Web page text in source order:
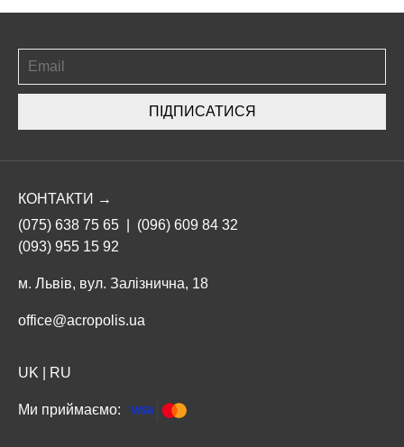
ПІДПИСАТИСЯ
КОНТАКТИ →
(075) 638 75 65
(096) 609 84 32
(093) 955 15 92
м. Львів, вул. Залізнична, 18
office@acropolis.ua
UK RU
Ми приймаємо: